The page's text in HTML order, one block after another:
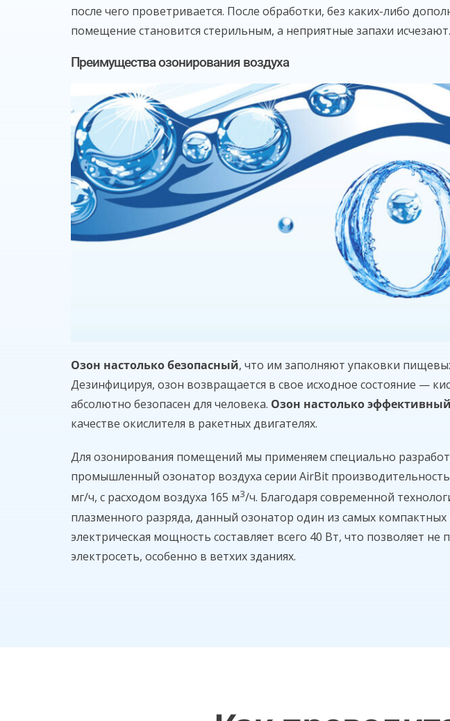
после чего проветривается. После обработки, без каких-либо
помещение становится стерильным, а неприятные запахи исчезают.
Преимущества озонирования воздуха
Озон настолько безопасный, что им заполняют упаковки
Дезинфицируя, озон возвращается в свое исходное состояние —
абсолютно безопасен для человека. Озон настолько эффективный
качестве окислителя в ракетных двигателях.
Для озонирования помещений мы применяем специально
промышленный озонатор воздуха серии AirBit
мг/ч, с расходом воздуха 165 м3/ч. Благодаря современной
плазменного разряда, данный озонатор один из самых
электрическая мощность составляет всего 40 Вт, что позволяет не
электросеть, особенно в ветхих зданиях.